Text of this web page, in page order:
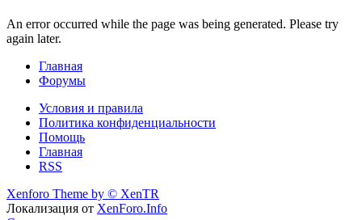
An error occurred while the page was being generated. Please try
again later.
Главная
Форумы
Условия и правила
Политика конфиденциальности
Помощь
Главная
RSS
Xenforo Theme by © XenTR
Локализация от XenForo.Info